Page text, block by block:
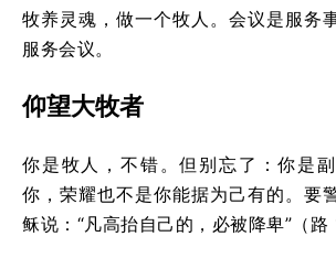
牧养灵魂，做一个牧人。会议是服务
服务会议。
仰望大牧者
你是牧人，不错。但别忘了：你是
你，荣耀也不是你能据为己有的。要
稣说：“凡高抬自己的，必被降卑”（路